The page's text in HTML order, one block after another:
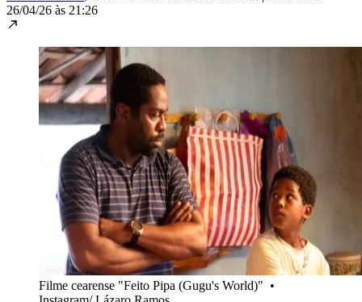
26/04/26 às 21:26
Filme cearense "Feito Pipa (Gugu's World)" •